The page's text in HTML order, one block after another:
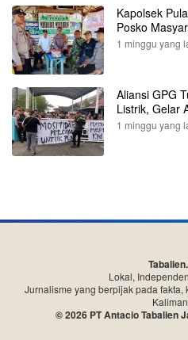
Kapolsek
Posko
1 minggu yang
Aliansi GPG
Listrik, Gelar
1 minggu yang
Lokal,
Jurnalisme yang berpijak pada
© 2026 PT Antacio Tabalien